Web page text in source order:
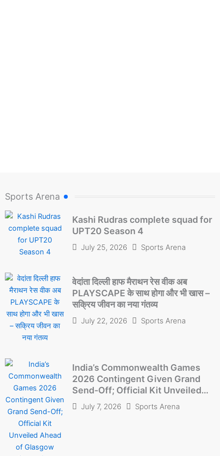
Sports Arena
Kashi Rudras complete squad for
UPT20 Season 4
July 25, 2026 Sports Arena
वेदांता दिल्ली हाफ मैराथन रेस वीक अब
PLAYSCAPE के साथ होगा और भी खास –
सक्रिय जीवन का नया गंतव्य
July 22, 2026 Sports Arena
India’s Commonwealth Games
2026 Contingent Given Grand
Send-Off; Official Kit Unveiled
Ahead of Glasgow Campaign
July 7, 2026 Sports Arena